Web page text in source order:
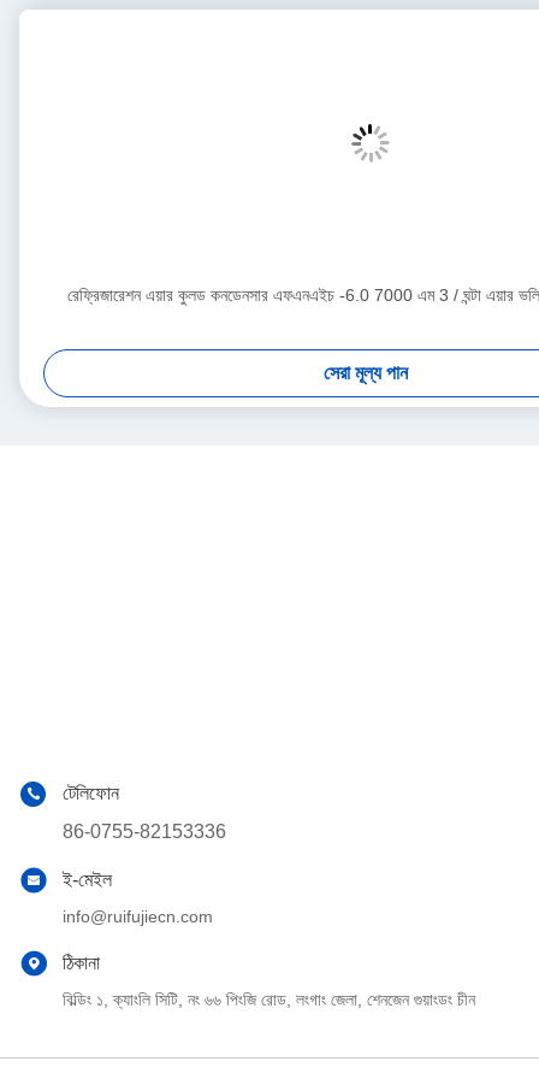
রেফ্রিজারেশন এয়ার কুলড কনডেনসার এফএনএইচ -6.0 7000 এম 3 / ঘন্টা এয়ার
সেরা মূল্য পান
টেলিফোন
86-0755-82153336
ই-মেইল
info@ruifujiecn.com
ঠিকানা
বিল্ডিং ১, ক্যাংলি সিটি, নং ৬৬ পিংজি রোড, লংগাং জেলা, শেনজেন গুয়াংডং চীন